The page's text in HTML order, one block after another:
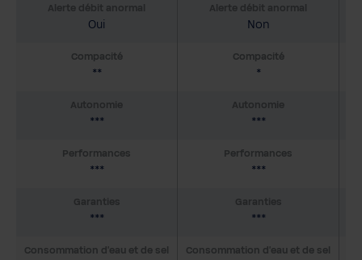
Alerte débit anormal
Oui
Compacité
**
Autonomie
***
Performances
***
Garanties
***
Consommation d'eau et de sel
Alerte débit anormal
Non
Compacité
*
Autonomie
***
Performances
***
Garanties
***
Consommation d'eau et de sel